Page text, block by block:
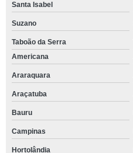
Santa Isabel
Suzano
Taboão da Serra
Americana
Araraquara
Araçatuba
Bauru
Campinas
Hortolândia